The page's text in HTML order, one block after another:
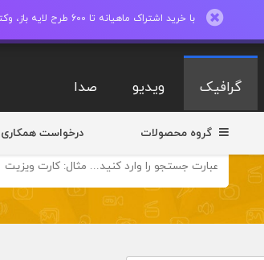
با خرید اشتراک ماهیانه تا 600 طرح لایه باز، وکتور، عکس، فایل های ویدیو وصدا دانلود کنید.
گرافیک ویدیو صدا
گروه محصولات درخواست همکاری